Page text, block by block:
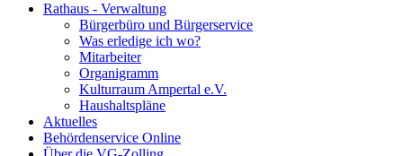
Rathaus - Verwaltung
Bürgerbüro und Bürgerservice
Was erledige ich wo?
Mitarbeiter
Organigramm
Kulturraum Ampertal e.V.
Haushaltspläne
Aktuelles
Behördenservice Online